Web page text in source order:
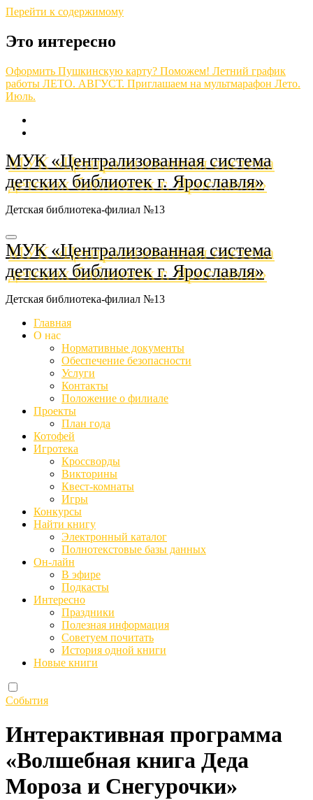
Перейти к содержимому
Это интересно
Оформить Пушкинскую карту? Поможем! Летний график
работы ЛЕТО. АВГУСТ. Приглашаем на мультмарафон Лето.
Июль.
МУК «Централизованная система
детских библиотек г. Ярославля»
Детская библиотека-филиал №13
МУК «Централизованная система
детских библиотек г. Ярославля»
Детская библиотека-филиал №13
Главная
О нас
Нормативные документы
Обеспечение безопасности
Услуги
Контакты
Положение о филиале
Проекты
План года
Котофей
Игротека
Кроссворды
Викторины
Квест-комнаты
Игры
Конкурсы
Найти книгу
Электронный каталог
Полнотекстовые базы данных
Он-лайн
В эфире
Подкасты
Интересно
Праздники
Полезная информация
Советуем почитать
История одной книги
Новые книги
События
Интерактивная программа
«Волшебная книга Деда
Мороза и Снегурочки»